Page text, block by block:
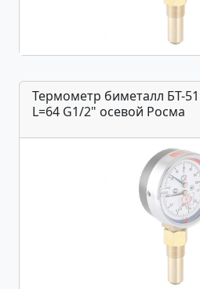
Термометр биметалл БТ-
L=64 G1/2" осевой Росма